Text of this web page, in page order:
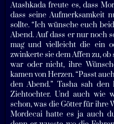
Atashkada freute es, dass
dass seine Aufmerksamkeit
sollte. “Ich wünsche euch
Abend. Auf dass er nur noch
mag und vielleicht die ein
zwinkerte sie dem Affen zu,
war oder nicht, ihre
kamen von Herzen. “Passt
den Abend.” Tasha sah
Ziehtochter. Und auch wie
schon, was die Götter für ihre
Mordecai hatte es ja auch